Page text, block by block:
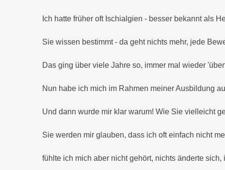
Ich hatte früher oft Ischialgien - besser bekannt als
Sie wissen bestimmt - da geht nichts mehr, jede
Das ging über viele Jahre so, immer mal wieder
Nun habe ich mich im Rahmen meiner Ausbildung
Und dann wurde mir klar warum! Wie Sie vielleicht
Sie werden mir glauben, dass ich oft einfach nicht
fühlte ich mich aber nicht gehört, nichts änderte